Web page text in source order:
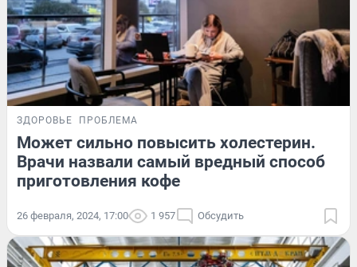
ЗДОРОВЬЕ ПРОБЛЕМА
Может сильно повысить холестерин.
Врачи назвали самый вредный способ
приготовления кофе
26 февраля, 2024, 17:00 1 957 Обсудить